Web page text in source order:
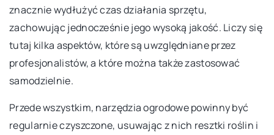
znacznie wydłużyć czas działania sprzętu,
zachowując jednocześnie jego wysoką jakość. Liczy się
tutaj kilka aspektów, które są uwzględniane przez
profesjonalistów, a które można także zastosować
samodzielnie.
Przede wszystkim, narzędzia ogrodowe powinny być
regularnie czyszczone, usuwając z nich resztki roślin i